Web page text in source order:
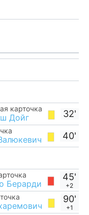
32'
карточка
Дойг
40'
45'
+2
Берарди
90'
+1